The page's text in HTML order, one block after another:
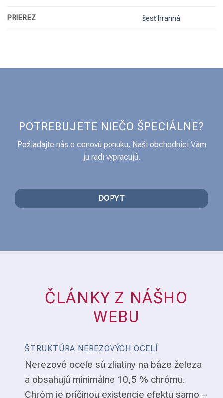
PRIEREZ šesťhranná
POTREBUJETE NIEČO ŠPECIÁLNE?
Požiadajte nás o cenovú ponuku. Naši obchodníci Vám
ju radi vypracujú.
DOPYT
ČLÁNKY Z NÁŠHO
WEBU
ŠTRUKTÚRA NEREZOVÝCH OCELÍ
Nerezové ocele sú zliatiny na báze železa
a obsahujú minimálne 10,5 % chrómu.
Chróm je príčinou existencie efektu samo –